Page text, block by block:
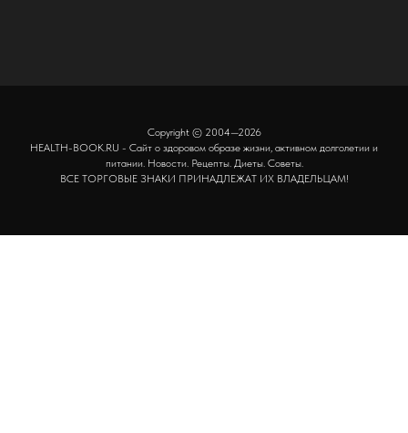
Copyright © 2004—2026
HEALTH-BOOK.RU - Сайт о здоровом образе жизни, активном долголетии и
питании. Новости. Рецепты. Диеты. Советы.
ВСЕ ТОРГОВЫЕ ЗНАКИ ПРИНАДЛЕЖАТ ИХ ВЛАДЕЛЬЦАМ!